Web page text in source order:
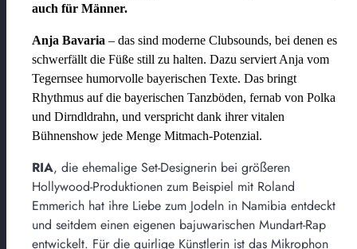
auch für Männer.
Anja Bavaria – das sind moderne Clubsounds, bei denen es
schwerfällt die Füße still zu halten. Dazu serviert Anja vom
Tegernsee humorvolle bayerischen Texte. Das bringt
Rhythmus auf die bayerischen Tanzböden, fernab von Polka
und Dirndldrahn, und verspricht dank ihrer vitalen
Bühnenshow jede Menge Mitmach-Potenzial.
RIA, die ehemalige Set-Designerin bei größeren
Hollywood-Produktionen zum Beispiel mit Roland
Emmerich hat ihre Liebe zum Jodeln in Namibia entdeckt
und seitdem einen eigenen bajuwarischen Mundart-Rap
entwickelt. Für die quirlige Künstlerin ist das Mikrophon